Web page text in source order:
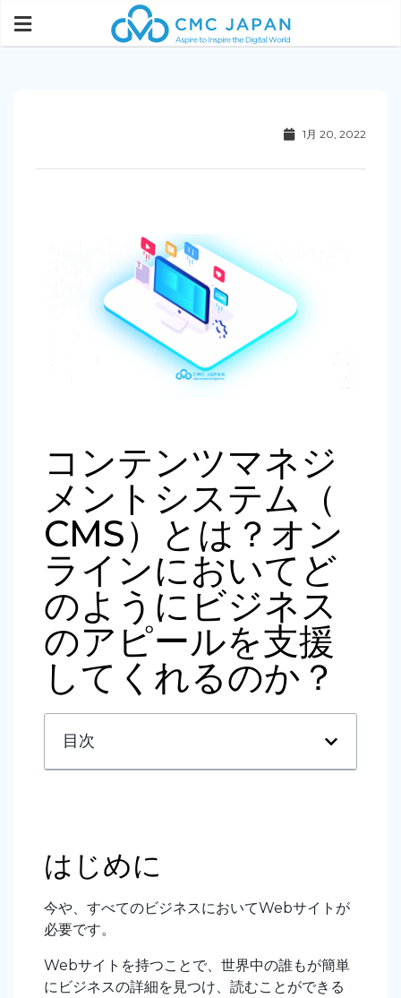
1月 20, 2022
コンテンツマネジ
メントシステム（
CMS）とは？オン
ラインにおいてど
のようにビジネス
のアピールを支援
してくれるのか？
目次
はじめに
今や、すべてのビジネスにおいてWebサイトが
必要です。
Webサイトを持つことで、世界中の誰もが簡単
にビジネスの詳細を見つけ、読むことができる